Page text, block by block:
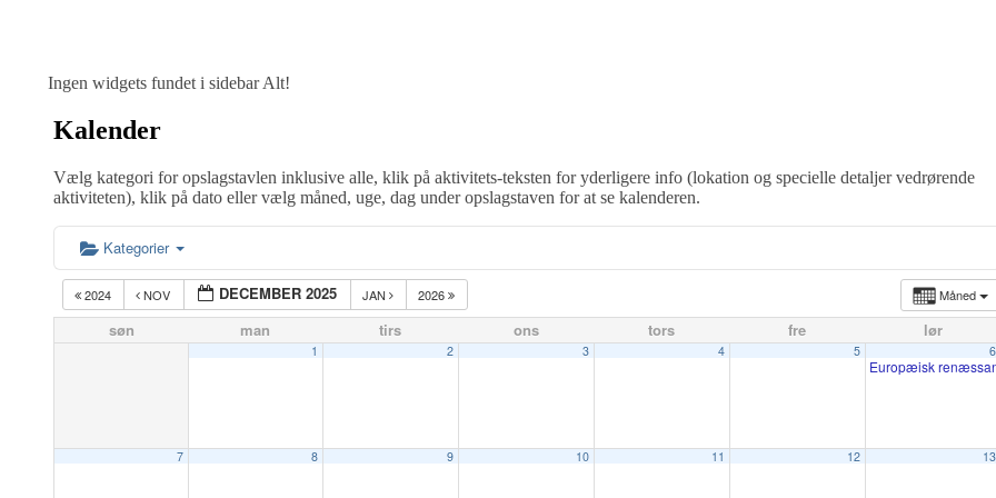
Ingen widgets fundet i sidebar Alt!
Kalender
Vælg kategori for opslagstavlen inklusive alle, klik på aktivitets-teksten for yderligere info (lokation og specielle detaljer vedrørende
aktiviteten), klik på dato eller vælg måned, uge, dag under opslagstaven for at se kalenderen.
Kategorier
Måned
2024 NOV DECEMBER 2025 JAN 2026
søn man tirs ons tors fre lør
1 2 3 4 5 6
Europæisk
7 8 9 10 11 12 13